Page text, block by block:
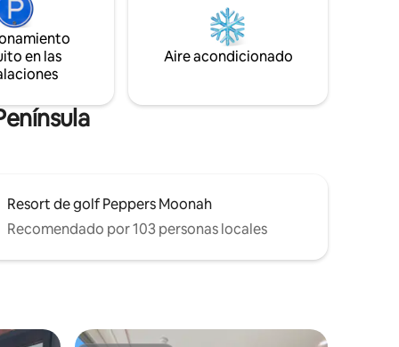
como en la terraza con vistas a la bahía.
en las
Aire acondicionado
Resort de golf Peppers Moonah
Recomendado por 103 personas locales